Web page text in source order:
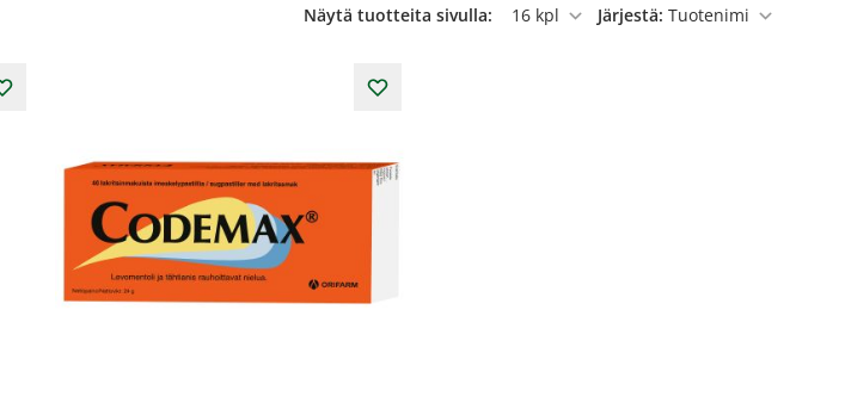
Näytä tuotteita sivulla:
per sivu
Järjestä: